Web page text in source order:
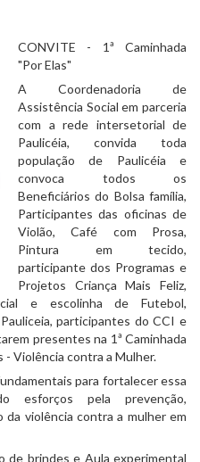
CONVITE - 1ª Caminhada
"Por Elas"
A Coordenadoria de
Assistência Social em parceria
com a rede intersetorial de
Paulicéia, convida toda
população de Paulicéia e
convoca todos os
Beneficiários do Bolsa família,
Participantes das oficinas de
Violão, Café com Prosa,
Pintura em tecido,
participante dos Programas e
Projetos Criança Mais Feliz,
e escolinha de Futebol,
participantes do CCI e
presentes na 1ª Caminhada
- Violência contra a Mulher.
para fortalecer essa
esforços pela prevenção,
violência contra a mulher em
de brindes e Aula experimental